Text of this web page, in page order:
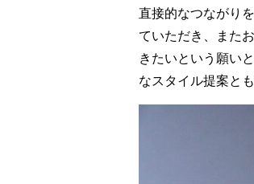
直接的なつながり
ていただき、また
きたいという願い
なスタイル提案と